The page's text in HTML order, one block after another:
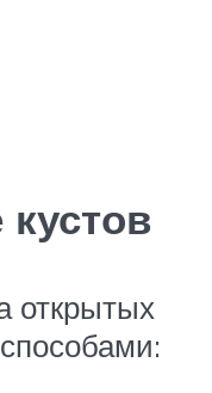
открытых